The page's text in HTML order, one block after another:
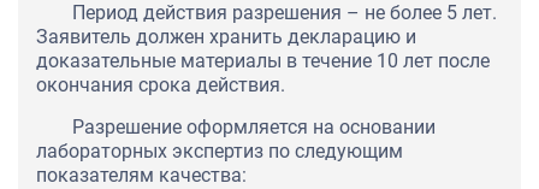
Период действия разрешения – не более 5 лет.
Заявитель должен хранить декларацию и
доказательные материалы в течение 10 лет после
окончания срока действия.
Разрешение оформляется на основании
лабораторных экспертиз по следующим
показателям качества: